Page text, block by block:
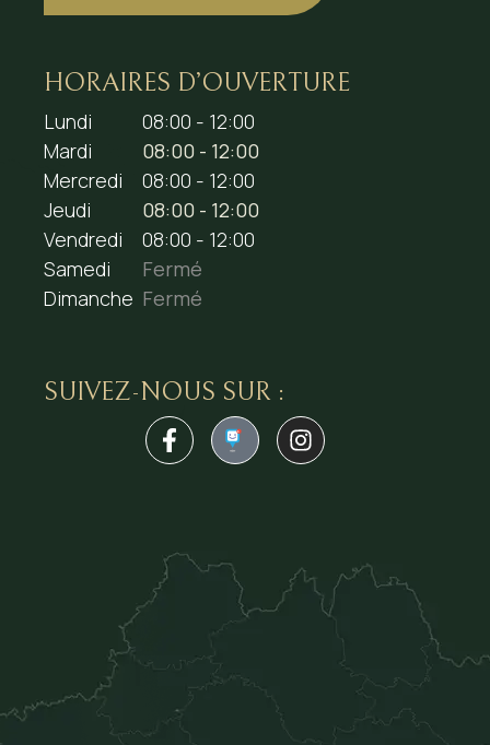
HORAIRES D’OUVERTURE
Lundi
08:00 - 12:00
Mardi
08:00 - 12:00
Mercredi
08:00 - 12:00
Jeudi
08:00 - 12:00
Vendredi
08:00 - 12:00
Samedi
Fermé
Dimanche Fermé
SUIVEZ-NOUS SUR :
1